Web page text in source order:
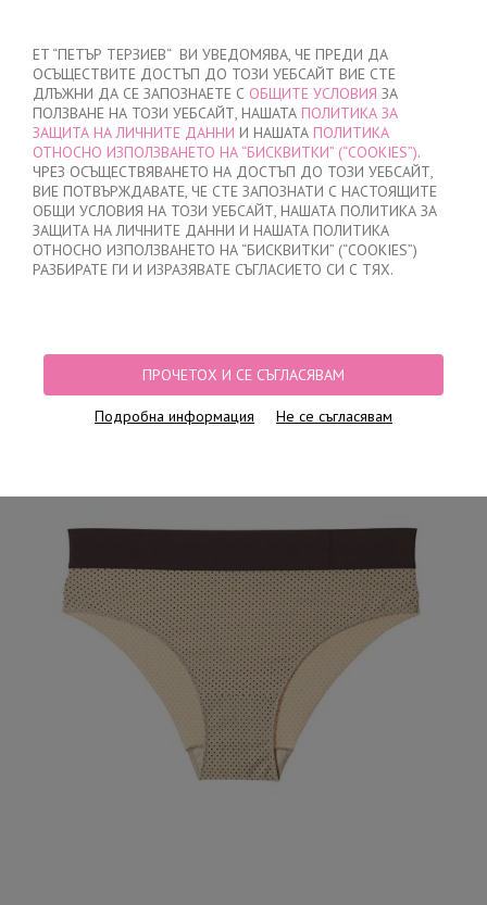
ET “ПЕТЪР ТЕРЗИЕВ“ ВИ УВЕДОМЯВА, ЧЕ ПРЕДИ ДА
ОСЪЩЕСТВИТЕ ДОСТЪП ДО ТОЗИ УЕБСАЙТ ВИЕ СТЕ
ДЛЪЖНИ ДА СЕ ЗАПОЗНАЕТЕ С ОБЩИТЕ УСЛОВИЯ ЗА
ПОЛЗВАНЕ НА ТОЗИ УЕБСАЙТ, НАШАТА ПОЛИТИКА ЗА
ЗАЩИТА НА ЛИЧНИТЕ ДАННИ И НАШАТА ПОЛИТИКА
ОТНОСНО ИЗПОЛЗВАНЕТО НА “БИСКВИТКИ” (“COOKIES”).
ЧРЕЗ ОСЪЩЕСТВЯВАНЕТО НА ДОСТЪП ДО ТОЗИ УЕБСАЙТ,
ВИЕ ПОТВЪРЖДАВАТЕ, ЧЕ СТЕ ЗАПОЗНАТИ С НАСТОЯЩИТЕ
ОБЩИ УСЛОВИЯ НА ТОЗИ УЕБСАЙТ, НАШАТА ПОЛИТИКА ЗА
ЗАЩИТА НА ЛИЧНИТЕ ДАННИ И НАШАТА ПОЛИТИКА
ОТНОСНО ИЗПОЛЗВАНЕТО НА “БИСКВИТКИ” (“COOKIES”)
РАЗБИРАТЕ ГИ И ИЗРАЗЯВАТЕ СЪГЛАСИЕТО СИ С ТЯХ.
ПРОЧЕТОХ И СЕ СЪГЛАСЯВАМ
Подробна информация Не се съгласявам
МОЯТА ПОРЪЧКА
няма добавени продукти
НАЧАЛО / ДАМСКО / БЕЛЬО / БИКИНИ / КЛАСИЧЕСКИ БИКИНИ
БИКИНИ КЛАСИЧЕСКИ, 0710, БЕЖАВО